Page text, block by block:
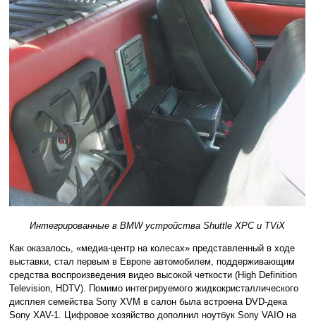
Интегрированные в BMW устройства Shuttle XPC и TViX
Как оказалось, «медиа-центр на колесах» представленный в ходе
выставки, стал первым в Европе автомобилем, поддерживающим
средства воспроизведения видео высокой четкости (High Definition
Television, HDTV). Помимо интегрируемого жидкокристаллического
дисплея семейства Sony XVM в салон была встроена DVD-дека
Sony XAV-1. Цифровое хозяйство дополнил ноутбук Sony VAIO на